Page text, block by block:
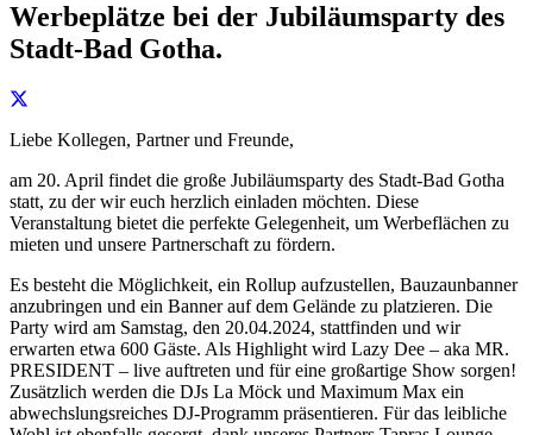
Werbeplätze bei der Jubiläumsparty des
Stadt-Bad Gotha.
Liebe Kollegen, Partner und Freunde,
am 20. April findet die große Jubiläumsparty des Stadt-Bad Gotha
statt, zu der wir euch herzlich einladen möchten. Diese
Veranstaltung bietet die perfekte Gelegenheit, um Werbeflächen zu
mieten und unsere Partnerschaft zu fördern.
Es besteht die Möglichkeit, ein Rollup aufzustellen, Bauzaunbanner
anzubringen und ein Banner auf dem Gelände zu platzieren. Die
Party wird am Samstag, den 20.04.2024, stattfinden und wir
erwarten etwa 600 Gäste. Als Highlight wird Lazy Dee – aka MR.
PRESIDENT – live auftreten und für eine großartige Show sorgen!
Zusätzlich werden die DJs La Möck und Maximum Max ein
abwechslungsreiches DJ-Programm präsentieren. Für das leibliche